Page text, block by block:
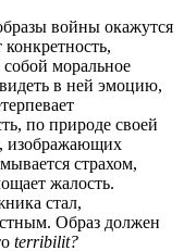
войны окажутся
собой моральное
в ней эмоцию,
по природе своей
изображающих
страхом,
жалость.
стал,
Образ должен
terribilit?